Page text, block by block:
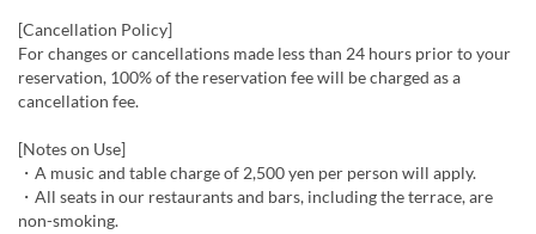
[Cancellation Policy]
For changes or cancellations made less than 24 hours prior to your
reservation, 100% of the reservation fee will be charged as a
cancellation fee.
[Notes on Use]
・A music and table charge of 2,500 yen per person will apply.
・All seats in our restaurants and bars, including the terrace, are
non-smoking.